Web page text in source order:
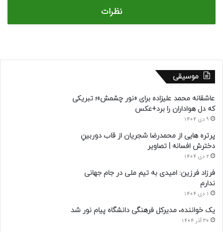
نظرات
موسیقی
عاشقانه محمد علیزاده برای «نور چشمش»؛ تبریکی
که دل هواداران را برد+عکس
9 دی 1404
پرتره هایی از محمدرضا شجریان از قاب دوربینِ
دخترش افسانه | تصاویر
2 دی 1404
فرزاد فرزین: امیدی به تیم ملی در جام جهانی
ندارم
1 دی 1404
یک خواننده، مدیرکل فرهنگی دانشگاه پیام نور شد
30 آذر 1404